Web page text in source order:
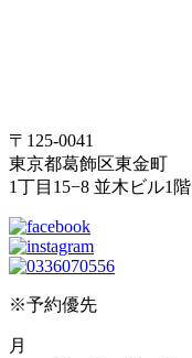
〒125-0041
東京都葛飾区東金町
1丁目15−8 並木ビル1階
※予約優先
月